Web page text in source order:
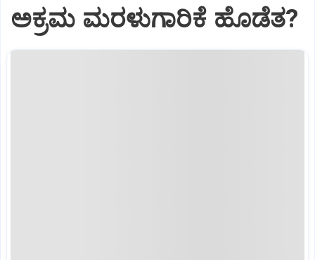
ಅಕ್ರಮ ಮರಳುಗಾರಿಕೆ ಹೊಡೆತ?